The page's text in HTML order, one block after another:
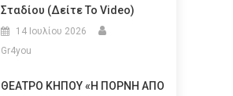
Σταδίου (Δείτε Το Video)
14 Ιουλίου 2026
Gr4you
ΘΕΑΤΡΟ ΚΗΠΟΥ «Η ΠΟΡΝΗ ΑΠΟ